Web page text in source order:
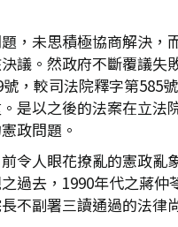
，未思積極協商解決
議。然政府不斷覆議
，較司法院釋字第
是以之後的法案在立
政問題。
令人眼花撩亂的憲政
過去，1990年代之蔣
不副署三讀通過的法律